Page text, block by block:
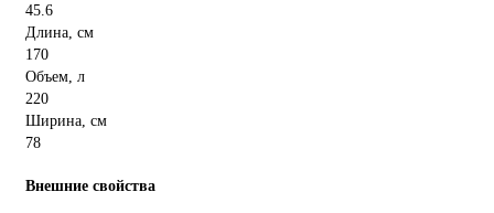
45.6
Длина, см
170
Объем, л
220
Ширина, см
78
Внешние свойства